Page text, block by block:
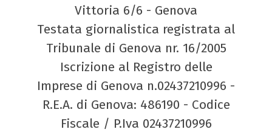
Vittoria 6/6 - Genova
Testata giornalistica registrata al
Tribunale di Genova nr. 16/2005
Iscrizione al Registro delle
Imprese di Genova n.02437210996 -
R.E.A. di Genova: 486190 - Codice
Fiscale / P.Iva 02437210996